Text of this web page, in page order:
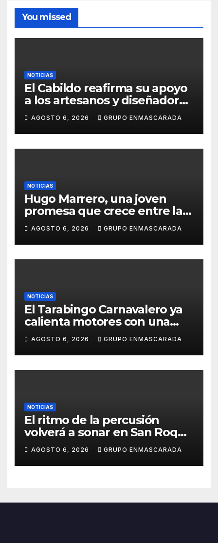
You missed
NOTICIAS
El Cabildo reafirma su apoyo
a los artesanos y diseñadores
del Carnaval de Tenerife
AGOSTO 6, 2026 GRUPO ENMASCARADA
NOTICIAS
Hugo Marrero, una joven
promesa que crece entre la
música y la pasión por el
Carnaval
AGOSTO 6, 2026 GRUPO ENMASCARADA
NOTICIAS
El Tarabingo Carnavalero ya
calienta motores con una
nueva edición cargada de
sorpresas
AGOSTO 6, 2026 GRUPO ENMASCARADA
NOTICIAS
El ritmo de la percusión
volverá a sonar en San Roque
con un taller abierto a todos
los públicos
AGOSTO 6, 2026 GRUPO ENMASCARADA